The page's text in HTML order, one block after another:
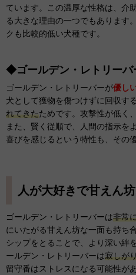
ています。この温厚な性格は、介
る大きな理由の一つでもあります
クも比較的低い犬種です。
◆ゴールデン・レトリーバ
ゴールデン・レトリーバーが優し
犬として獲物を傷つけずに回収する
れてきたためです。攻撃性が低く
また、賢く従順で、人間の指示を
喜びを感じるという特性も、その
人が大好きで甘えん
ゴールデン・レトリーバーは非常
にいたがる甘えん坊な一面も持ち
シップをとることで、より深い絆
ールデン・レトリーバーは寂しが
留守番はストレスになる可能性が